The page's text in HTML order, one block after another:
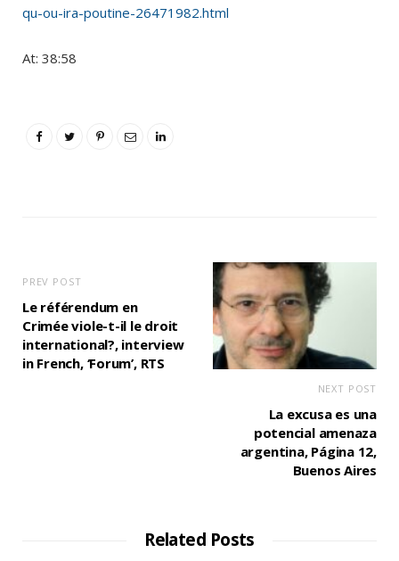
qu-ou-ira-poutine-26471982.html
At: 38:58
PREV POST
Le référendum en
Crimée viole-t-il le droit
international?, interview
in French, ‘Forum’, RTS
NEXT POST
La excusa es una
potencial amenaza
argentina, Página 12,
Buenos Aires
Related Posts